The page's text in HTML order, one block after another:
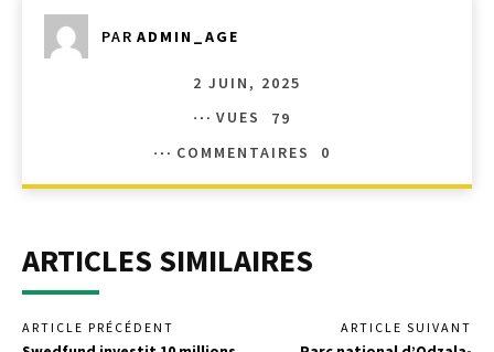
PAR ADMIN_AGE
2 JUIN, 2025
VUES
79
COMMENTAIRES
0
ARTICLES SIMILAIRES
ARTICLE PRÉCÉDENT ARTICLE SUIVANT